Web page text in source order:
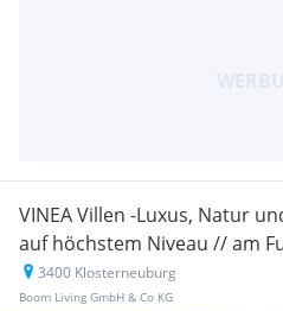
VINEA Villen -Luxus, Natur
auf höchstem Niveau // am
Stiftes Klosterneuburg!!
3400 Klosterneuburg
Boom Living GmbH & Co KG